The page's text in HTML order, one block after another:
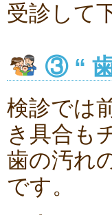
受診して
③ “
検診では
き具合も
歯の汚れ
です。